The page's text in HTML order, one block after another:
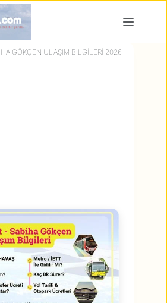
GÖKÇEN ULAŞIM BILGILERI 2026